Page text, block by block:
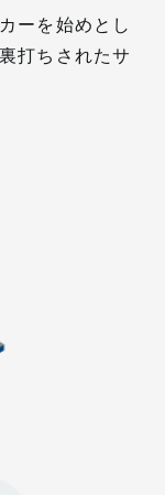
ーを始めとし
打ちされたサ